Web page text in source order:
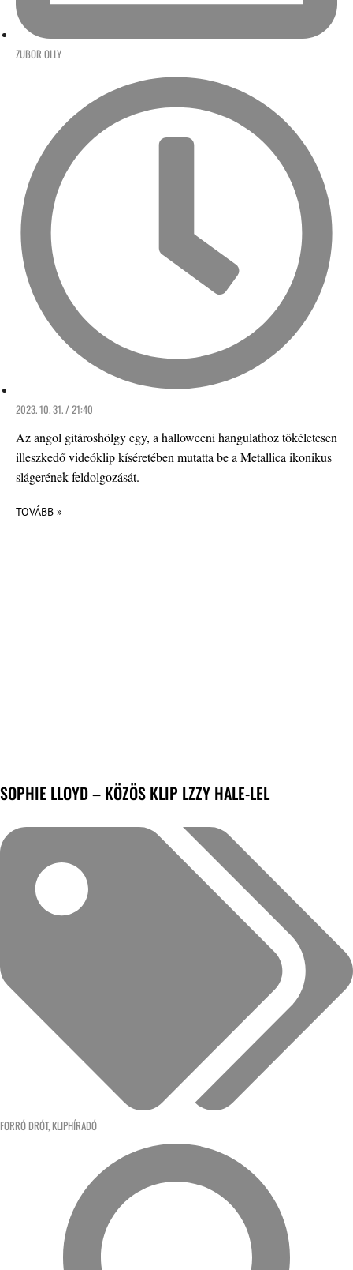
ZUBOR OLLY
2023. 10. 31. / 21:40
Az angol gitároshölgy egy, a halloweeni hangulathoz tökéletesen
illeszkedő videóklip kíséretében mutatta be a Metallica ikonikus
slágerének feldolgozását.
TOVÁBB »
SOPHIE LLOYD – KÖZÖS KLIP LZZY HALE-LEL
FORRÓ DRÓT, KLIPHÍRADÓ